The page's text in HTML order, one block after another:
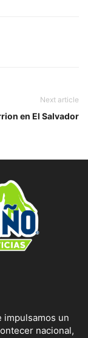
Next article
en El Salvador
impulsamos un
nacional,